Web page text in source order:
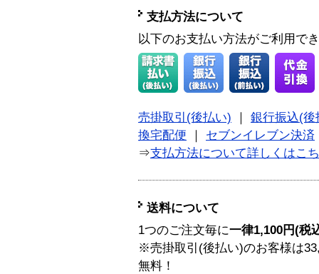
支払方法について
以下のお支払い方法がご利用で
売掛取引(後払い)
銀行振込(後
換宅配便
セブンイレブン決済
⇒支払方法について詳しくはこ
送料について
1つのご注文毎に一律1,100円(税
※売掛取引(後払い)のお客様は
無料！